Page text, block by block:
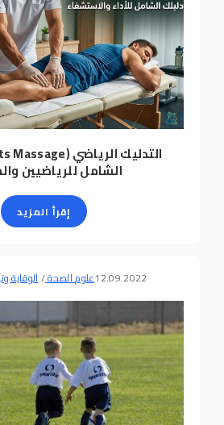
الشامل للرياضيين
إقرأ المزيد
12.09.2022علوم الصحة/الوقاية